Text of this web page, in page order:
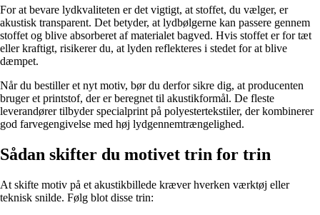
For at bevare lydkvaliteten er det vigtigt, at stoffet, du vælger, er
akustisk transparent. Det betyder, at lydbølgerne kan passere gennem
stoffet og blive absorberet af materialet bagved. Hvis stoffet er for tæt
eller kraftigt, risikerer du, at lyden reflekteres i stedet for at blive
dæmpet.
Når du bestiller et nyt motiv, bør du derfor sikre dig, at producenten
bruger et printstof, der er beregnet til akustikformål. De fleste
leverandører tilbyder specialprint på polyestertekstiler, der kombinerer
god farvegengivelse med høj lydgennemtrængelighed.
Sådan skifter du motivet trin for trin
At skifte motiv på et akustikbillede kræver hverken værktøj eller
teknisk snilde. Følg blot disse trin: